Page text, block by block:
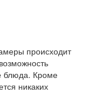
происходит
блюда. Кроме
никаких